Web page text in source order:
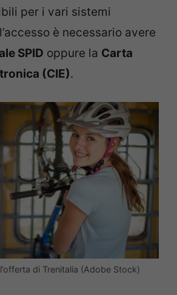
per i vari sistemi
è necessario avere
SPID oppure la Carta
(CIE).
di Trenitalia (Adobe Stock)